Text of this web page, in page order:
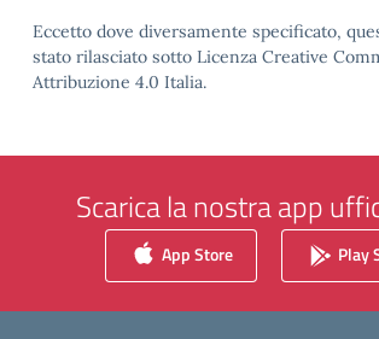
Eccetto dove diversamente specificato,
stato rilasciato sotto Licenza Creative
Attribuzione 4.0 Italia.
Scarica la nostra app
App Store Play